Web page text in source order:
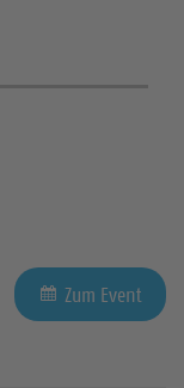
Zum Event